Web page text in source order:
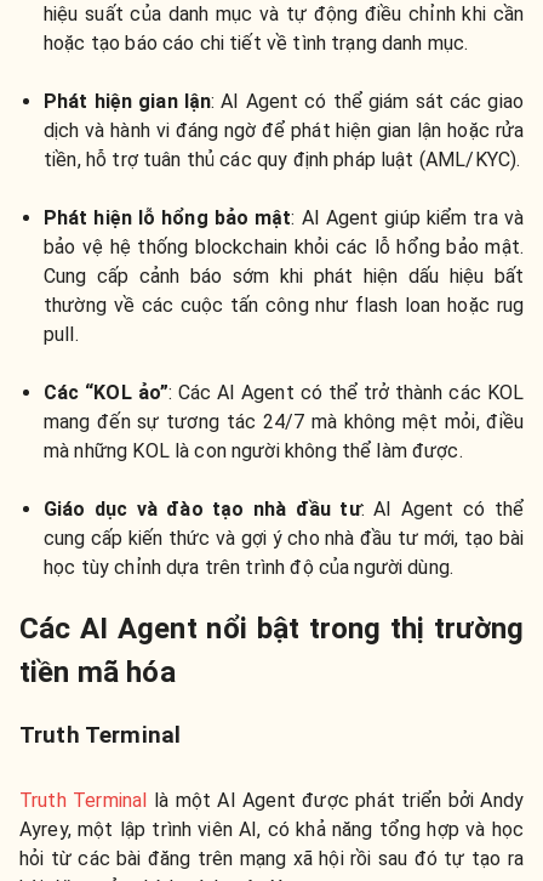
hiệu suất của danh mục và tự động điều chỉnh khi cần
hoặc tạo báo cáo chi tiết về tình trạng danh mục.
Phát hiện gian lận: AI Agent có thể giám sát các giao
dịch và hành vi đáng ngờ để phát hiện gian lận hoặc rửa
tiền, hỗ trợ tuân thủ các quy định pháp luật (AML/KYC).
Phát hiện lỗ hổng bảo mật: AI Agent giúp kiểm tra và
bảo vệ hệ thống blockchain khỏi các lỗ hổng bảo mật.
Cung cấp cảnh báo sớm khi phát hiện dấu hiệu bất
thường về các cuộc tấn công như flash loan hoặc rug
pull.
Các “KOL ảo”: Các AI Agent có thể trở thành các KOL
mang đến sự tương tác 24/7 mà không mệt mỏi, điều
mà những KOL là con người không thể làm được.
Giáo dục và đào tạo nhà đầu tư: AI Agent có thể
cung cấp kiến thức và gợi ý cho nhà đầu tư mới, tạo bài
học tùy chỉnh dựa trên trình độ của người dùng.
Các AI Agent nổi bật trong thị trường
tiền mã hóa
Truth Terminal
Truth Terminal là một AI Agent được phát triển bởi Andy
Ayrey, một lập trình viên AI, có khả năng tổng hợp và học
hỏi từ các bài đăng trên mạng xã hội rồi sau đó tự tạo ra